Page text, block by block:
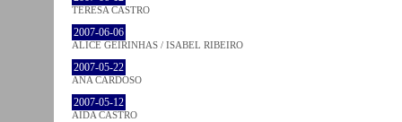
TERESA CASTRO
2007-06-06
ALICE GEIRINHAS / ISABEL RIBEIRO
2007-05-22
ANA CARDOSO
2007-05-12
AIDA CASTRO